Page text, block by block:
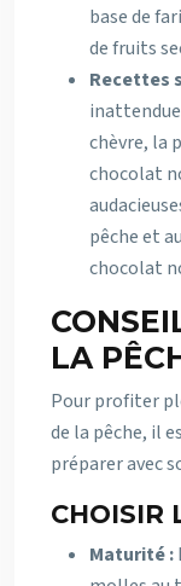
base de
de fruits
Recettes
chèvre, la
chocolat
pêche et
chocolat
LA
Pour profiter
de la pêche, il
préparer avec
CHOISIR
Maturité :